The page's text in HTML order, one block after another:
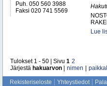
Puh. 050 560 3988
Faksi 020 741 5569
Lue
Tulokset 1 - 50 | Sivu 1 2
Järjestä hakuarvon nimen
Rekisteriseloste Yhteystiedot